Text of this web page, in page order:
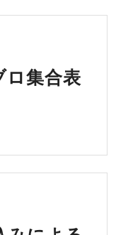
ロ集合表